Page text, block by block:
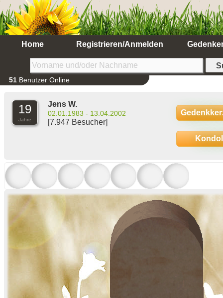
Home Registrieren/Anmelden
51 Benutzer Online
19
Jahre
Jens W.
02.01.1983 - 13.04.2002
[7.947 Besucher]